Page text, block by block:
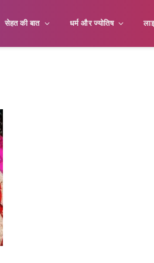
सेहत की बात धर्म और ज्योतिष